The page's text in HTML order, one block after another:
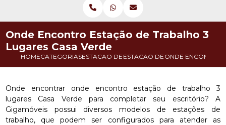
HOMECATEGORIASESTACAO DE TRABALHOESTACAO DE TRABALHO 4
ONDE ENCONTRO
Onde Encontro Estação de Trabalho 3
Lugares Casa Verde
Onde encontrar onde encontro estação de trabalho 3
lugares Casa Verde para completar seu escritório? A
Gigamóveis possui diversos modelos de estações de
trabalho, que podem ser configurados para atender as